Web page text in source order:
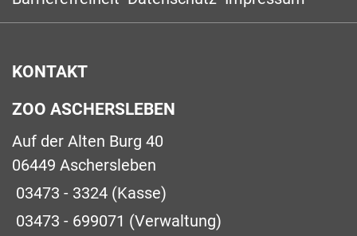
KONTAKT
ZOO ASCHERSLEBEN
Auf der Alten Burg 40
06449 Aschersleben
03473 - 3324 (Kasse)
03473 - 699071 (Verwaltung)